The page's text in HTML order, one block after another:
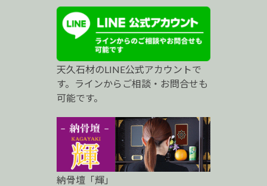
ス
ト
ロ
天久石材のLINE公式アカウントで
す。ラインからご相談・お問合せも
可能です。
納骨壇「輝」